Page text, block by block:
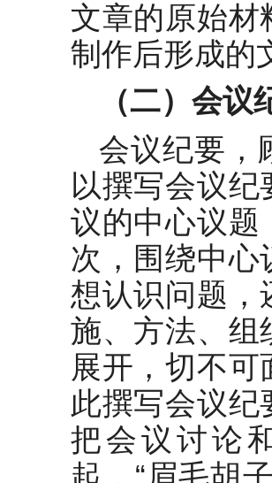
文章的原始材
制作后形成的
（二）会
会议纪要，
以撰写会议
议的中心议题
次，围绕中心
想认识问题，
施、方法、组
展开，切不
此撰写会议
把会议讨论
起，“眉毛胡